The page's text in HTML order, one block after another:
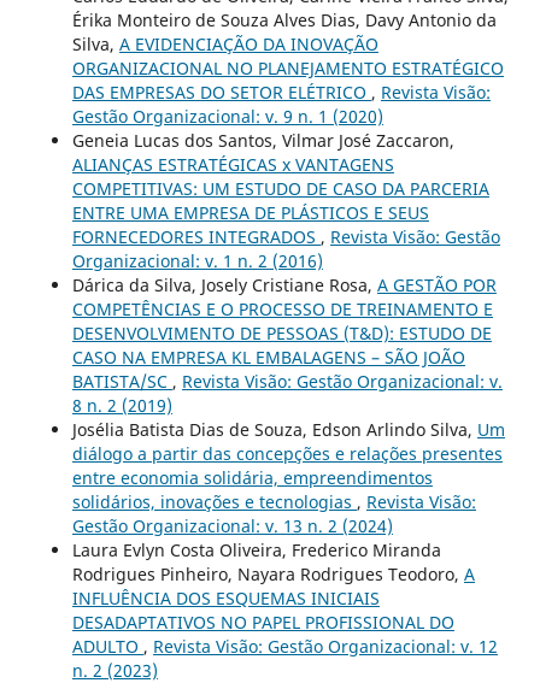
Érika Monteiro de Souza Alves Dias, Davy Antonio da
Silva, A EVIDENCIAÇÃO DA INOVAÇÃO
ORGANIZACIONAL NO PLANEJAMENTO ESTRATÉGICO
DAS EMPRESAS DO SETOR ELÉTRICO , Revista Visão:
Gestão Organizacional: v. 9 n. 1 (2020)
Geneia Lucas dos Santos, Vilmar José Zaccaron,
ALIANÇAS ESTRATÉGICAS x VANTAGENS
COMPETITIVAS: UM ESTUDO DE CASO DA PARCERIA
ENTRE UMA EMPRESA DE PLÁSTICOS E SEUS
FORNECEDORES INTEGRADOS , Revista Visão: Gestão
Organizacional: v. 1 n. 2 (2016)
Dárica da Silva, Josely Cristiane Rosa, A GESTÃO POR
COMPETÊNCIAS E O PROCESSO DE TREINAMENTO E
DESENVOLVIMENTO DE PESSOAS (T&D): ESTUDO DE
CASO NA EMPRESA KL EMBALAGENS – SÃO JOÃO
BATISTA/SC , Revista Visão: Gestão Organizacional: v.
8 n. 2 (2019)
Josélia Batista Dias de Souza, Edson Arlindo Silva, Um
diálogo a partir das concepções e relações presentes
entre economia solidária, empreendimentos
solidários, inovações e tecnologias , Revista Visão:
Gestão Organizacional: v. 13 n. 2 (2024)
Laura Evlyn Costa Oliveira, Frederico Miranda
Rodrigues Pinheiro, Nayara Rodrigues Teodoro, A
INFLUÊNCIA DOS ESQUEMAS INICIAIS
DESADAPTATIVOS NO PAPEL PROFISSIONAL DO
ADULTO , Revista Visão: Gestão Organizacional: v. 12
n. 2 (2023)